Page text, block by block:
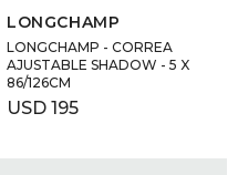
LONGCHAMP
LONGCHAMP - CORREA
AJUSTABLE SHADOW - 5 X
86/126CM
USD 195